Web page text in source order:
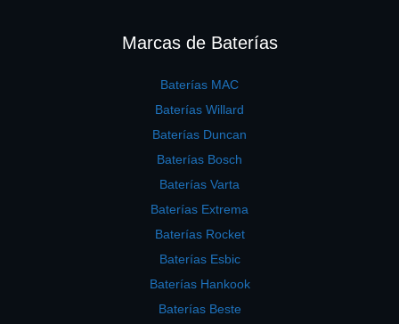
Marcas de Baterías
Baterías MAC
Baterías Willard
Baterías Duncan
Baterías Bosch
Baterías Varta
Baterías Extrema
Baterías Rocket
Baterías Esbic
Baterías Hankook
Baterías Beste